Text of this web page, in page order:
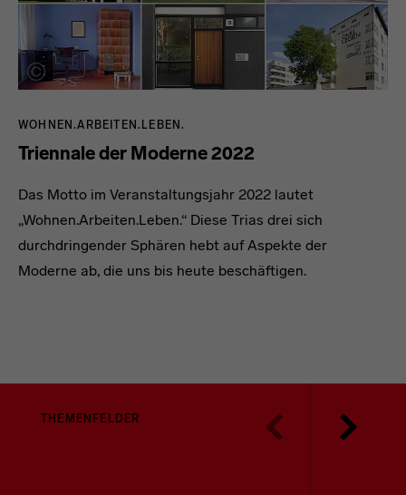
WOHNEN.ARBEITEN.LEBEN.
Triennale der Moderne 2022
Das Motto im Veranstaltungsjahr 2022 lautet
„Wohnen.Arbeiten.Leben.“ Diese Trias drei sich
durchdringender Sphären hebt auf Aspekte der
Moderne ab, die uns bis heute beschäftigen.
THEMENFELDER